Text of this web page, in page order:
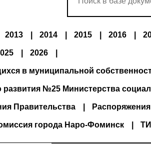
2013 2014 2015 2016
2026
в муниципальной
№25 Министерства
Правительства
города Наро-Фоминск